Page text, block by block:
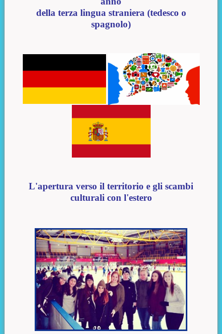
della terza lingua straniera (tedesco o
spagnolo)
L'apertura verso il territorio e gli scambi
culturali con l'estero